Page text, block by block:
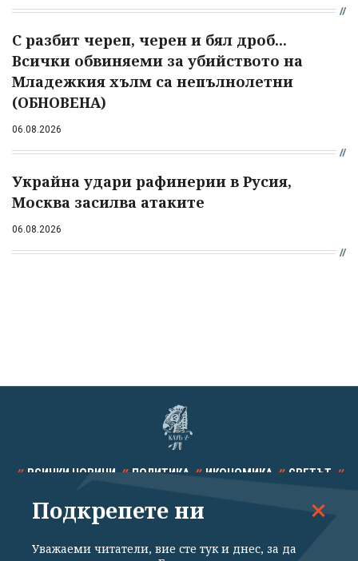
С разбит череп, черен и бял дроб...
Всички обвиняеми за убийството на
Младежкия хълм са непълнолетни
(ОБНОВЕНА)
06.08.2026
Украйна удари рафинерии в Русия,
Москва засилва атаките
06.08.2026
ВСИЧКИ НОВИНИ ПОЛИТИКА ИКОНОМИКА СВЕТЪТ
СПОРТ КУЛТУРА ТЕХНОЛОГИИ КАЛЕЙДОСКОП
Подкрепете ни
Уважаеми читатели, вие сте тук и днес, за да